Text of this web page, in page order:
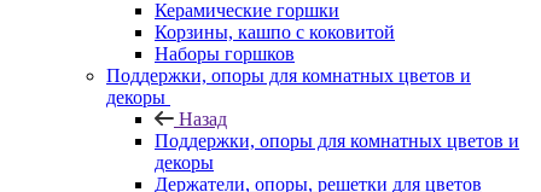
Керамические горшки
Корзины, кашпо с коковитой
Наборы горшков
Поддержки, опоры для комнатных цветов и
декоры
Назад
Поддержки, опоры для комнатных цветов и
декоры
Держатели, опоры, решетки для цветов